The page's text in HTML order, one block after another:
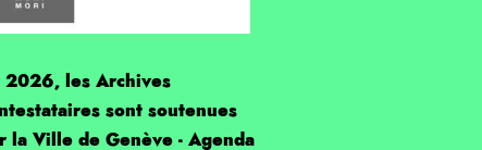
2026, les Archives
sont soutenues
la Ville de Genève - Agenda